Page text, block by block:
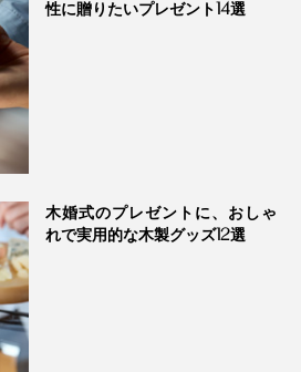
痛めていない方の足に負担がか
ている足を治療しつつ、そのほか
、コリをほぐしてあげることも
ラシの形状とサイズが絶妙で、よ
じます。
のボディ・マッサージブラシを
のブラシと比べると、手の圧を均
ストロークができます。動物病
ローチできないような箇所も、
く刺激できるのが嬉しいですね。
性に贈りたいプレゼント14選
木婚式のプレゼントに、おしゃ
れで実用的な木製グッズ12選